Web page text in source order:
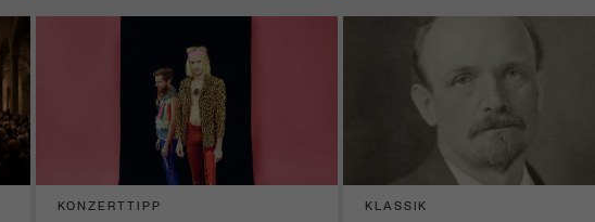
KONZERTTIPP KLASSIK